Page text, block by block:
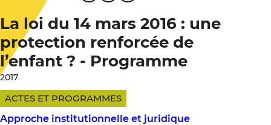
La loi du 14 mars 2016 : une
protection renforcée de
l’enfant ? - Programme
2017
ACTES ET PROGRAMMES
Approche institutionnelle et juridique